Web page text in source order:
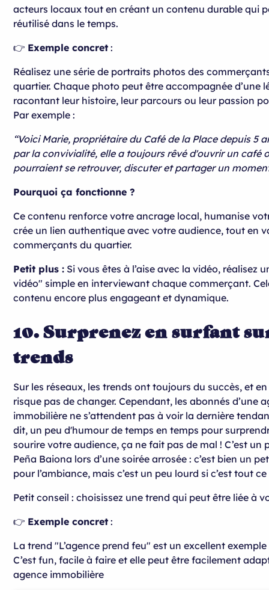
acteurs locaux tout en créant un contenu durable qui
réutilisé dans le temps.
👉 Exemple concret :
Réalisez une série de portraits photos des
quartier. Chaque photo peut être accompagnée d’une
racontant leur histoire, leur parcours ou leur passion
Par exemple :
“Voici Marie, propriétaire du Café de la Place depuis 5
par la convivialité, elle a toujours rêvé d'ouvrir un café
pourraient se retrouver, discuter et partager un
Pourquoi ça fonctionne ?
Ce contenu renforce votre ancrage local, humanise
crée un lien authentique avec votre audience, tout en
commerçants du quartier.
Petit plus : Si vous êtes à l’aise avec la vidéo, réalisez
vidéo" simple en interviewant chaque commerçant.
contenu encore plus engageant et dynamique.
10. Surprenez en surfant
trends
Sur les réseaux, les trends ont toujours du succès, et
risque pas de changer. Cependant, les abonnés d’une
immobilière ne s’attendent pas à voir la dernière
dit, un peu d'humour de temps en temps pour
sourire votre audience, ça ne fait pas de mal ! C’est un
Peña Baiona lors d’une soirée arrosée : c’est bien un
pour l’ambiance, mais c’est un peu lourd si c’est tout
Petit conseil : choisissez une trend qui peut être liée à
👉 Exemple concret :
La trend "L’agence prend feu" est un excellent
C’est fun, facile à faire et elle peut être facilement
agence immobilière